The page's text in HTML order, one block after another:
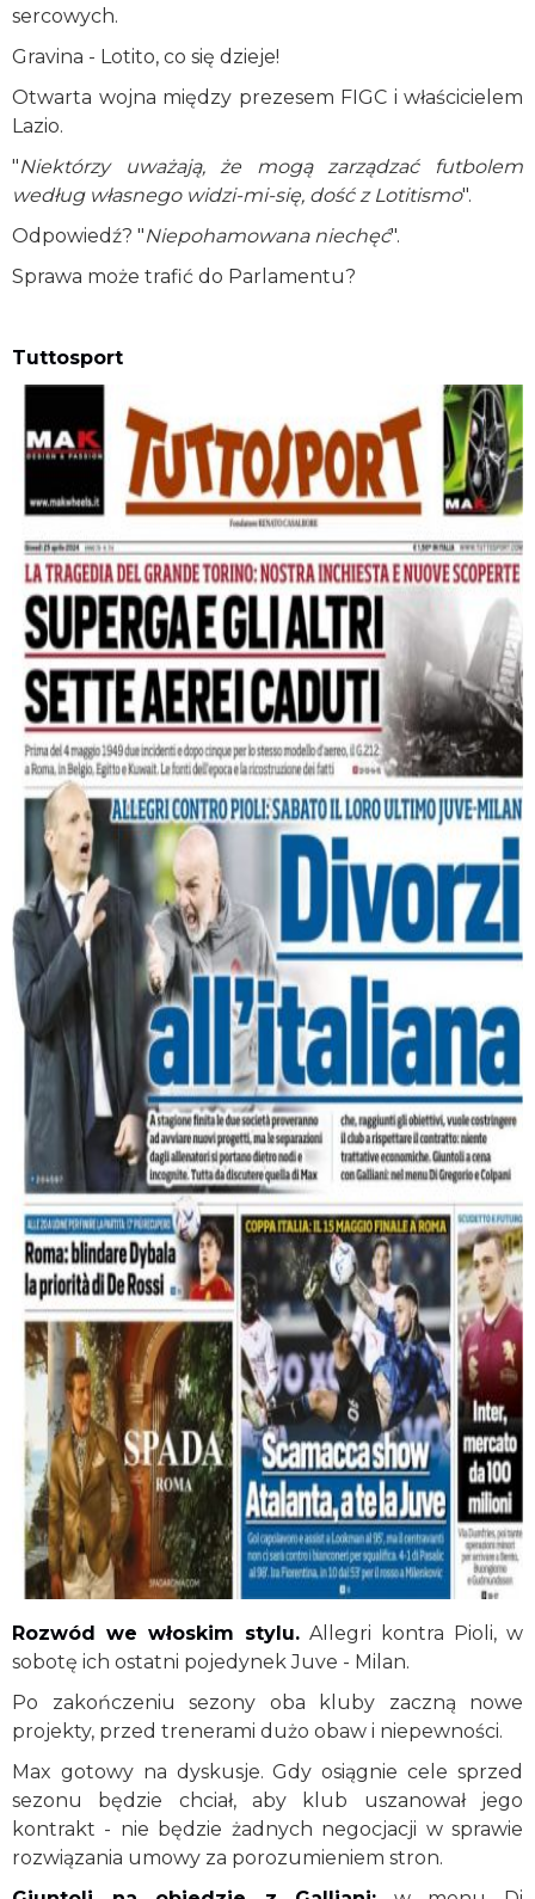
sercowych.
Gravina - Lotito, co się dzieje!
Otwarta wojna między prezesem FIGC i właścicielem
Lazio.
"Niektórzy uważają, że mogą zarządzać futbolem
według własnego widzi-mi-się, dość z Lotitismo".
Odpowiedź? "Niepohamowana niechęć".
Sprawa może trafić do Parlamentu?
Tuttosport
Rozwód we włoskim stylu. Allegri kontra Pioli, w
sobotę ich ostatni pojedynek Juve - Milan.
Po zakończeniu sezony oba kluby zaczną nowe
projekty, przed trenerami dużo obaw i niepewności.
Max gotowy na dyskusje. Gdy osiągnie cele sprzed
sezonu będzie chciał, aby klub uszanował jego
kontrakt - nie będzie żadnych negocjacji w sprawie
rozwiązania umowy za porozumieniem stron.